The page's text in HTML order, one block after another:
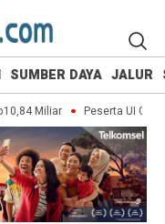
SUMBER DAYA JALUR
Miliar Peserta UI Green